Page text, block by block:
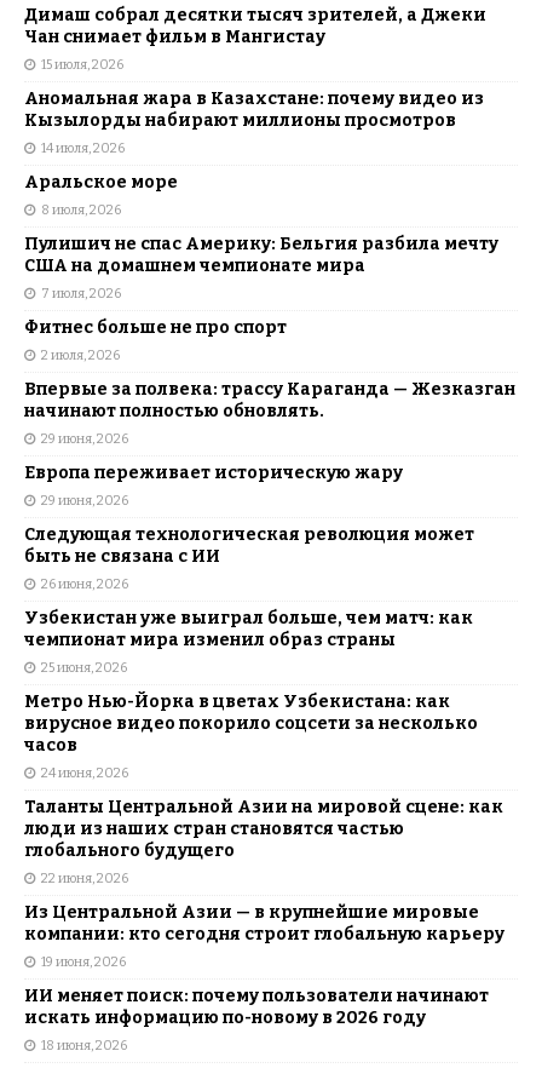
Димаш собрал десятки тысяч зрителей, а Джеки
Чан снимает фильм в Мангистау
15 июля, 2026
Аномальная жара в Казахстане: почему видео из
Кызылорды набирают миллионы просмотров
14 июля, 2026
Аральское море
8 июля, 2026
Пулишич не спас Америку: Бельгия разбила мечту
США на домашнем чемпионате мира
7 июля, 2026
Фитнес больше не про спорт
2 июля, 2026
Впервые за полвека: трассу Караганда — Жезказган
начинают полностью обновлять.
29 июня, 2026
Европа переживает историческую жару
29 июня, 2026
Следующая технологическая революция может
быть не связана с ИИ
26 июня, 2026
Узбекистан уже выиграл больше, чем матч: как
чемпионат мира изменил образ страны
25 июня, 2026
Метро Нью-Йорка в цветах Узбекистана: как
вирусное видео покорило соцсети за несколько
часов
24 июня, 2026
Таланты Центральной Азии на мировой сцене: как
люди из наших стран становятся частью
глобального будущего
22 июня, 2026
Из Центральной Азии — в крупнейшие мировые
компании: кто сегодня строит глобальную карьеру
19 июня, 2026
ИИ меняет поиск: почему пользователи начинают
искать информацию по-новому в 2026 году
18 июня, 2026